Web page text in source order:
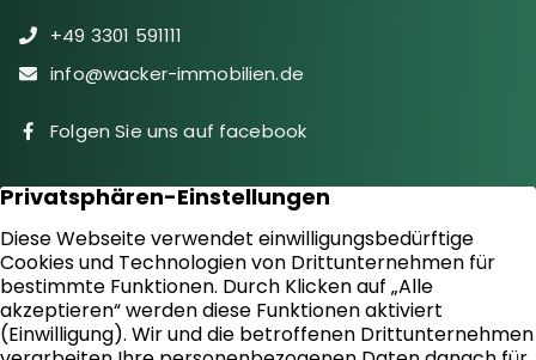
+49 3301 591111
info@wacker-immobilien.de
Folgen Sie uns auf facebook
Immobilien
Downloads
Diensteistungen
Aktuelles
Sie suchen
Kontakt
Sie bieten an
Impressum